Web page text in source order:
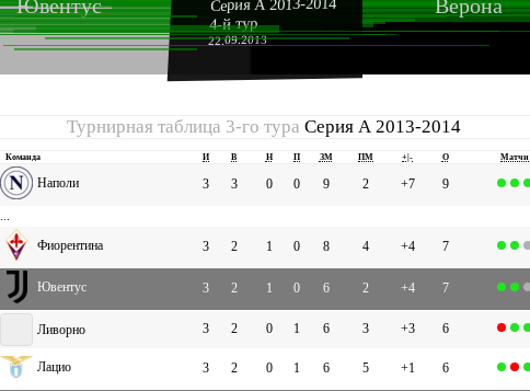
Ювентус Верона
4-й тур
22.09.2013
Турнирная таблица 3-го тура Серия А 2013-2014
Команда И В Н П ЗМ ПМ +|- О Матчи
Наполи 3 3 0 0 9 2 +7 9
...
Фиорентина 3 2 1 0 8 4 +4 7
Ювентус 3 2 1 0 6 2 +4 7
Ливорно 3 2 0 1 6 3 +3 6
Лацио 3 2 0 1 6 5 +1 6